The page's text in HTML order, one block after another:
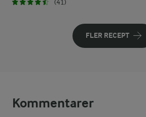
(41)
FLER RECEPT
Kommentarer